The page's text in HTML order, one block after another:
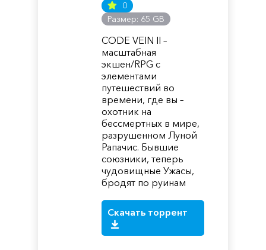
0
Размер: 65 GB
CODE VEIN II –
масштабная
экшен/RPG с
элементами
путешествий во
времени, где вы –
охотник на
бессмертных в мире,
разрушенном Луной
Рапачис. Бывшие
союзники, теперь
чудовищные Ужасы,
бродят по руинам
Скачать торрент